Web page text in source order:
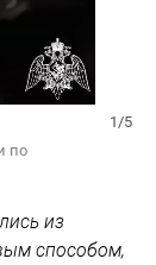
1/5
по
из
способом,